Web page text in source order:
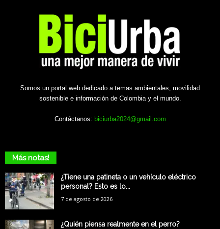
Somos un portal web dedicado a temas ambientales, movilidad
sostenible e información de Colombia y el mundo.
Contáctanos: biciurba2024@gmail.com
Más notas!
¿Tiene una patineta o un vehículo eléctrico
personal? Esto es lo...
7 de agosto de 2026
¿Quién piensa realmente en el perro?